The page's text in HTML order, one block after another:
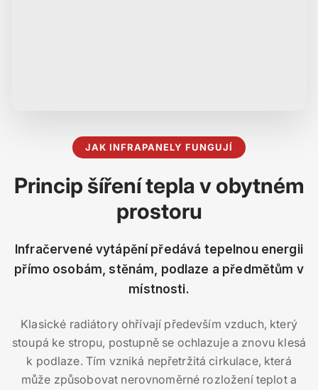
JAK INFRAPANELY FUNGUJÍ
Princip šíření tepla v obytném
prostoru
Infračervené vytápění předává tepelnou energii
přímo osobám, stěnám, podlaze a předmětům v
místnosti.
Klasické radiátory ohřívají především vzduch, který
stoupá ke stropu, postupně se ochlazuje a znovu klesá
k podlaze. Tím vzniká nepřetržitá cirkulace, která
může způsobovat nerovnoměrné rozložení teplot a